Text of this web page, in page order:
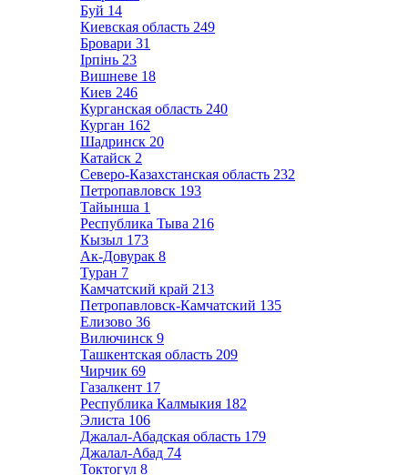
Буй 14
Киевская область 249
Бровари 31
Ірпінь 23
Вишневе 18
Киев 246
Курганская область 240
Курган 162
Шадринск 20
Катайск 2
Северо-Казахстанская область 232
Петропавловск 193
Тайынша 1
Республика Тыва 216
Кызыл 173
Ак-Довурак 8
Туран 7
Камчатский край 213
Петропавловск-Камчатский 135
Елизово 36
Вилючинск 9
Ташкентская область 209
Чирчик 69
Газалкент 17
Республика Калмыкия 182
Элиста 106
Джалал-Абадская область 179
Джалал-Абад 74
Токтогул 8